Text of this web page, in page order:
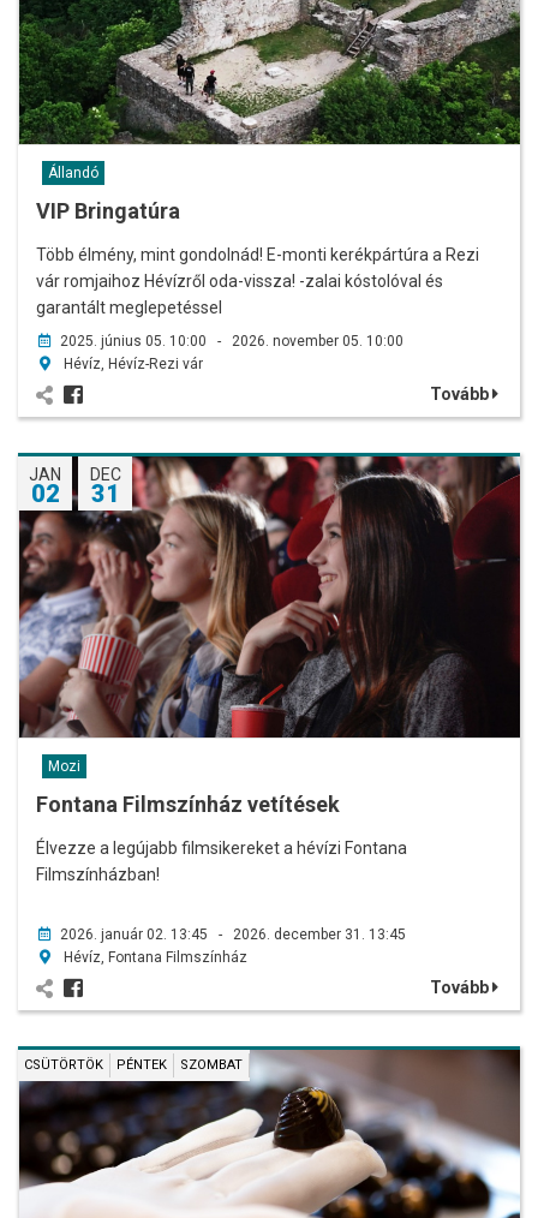
Állandó
VIP Bringatúra
Több élmény, mint gondolnád! E-monti kerékpártúra a Rezi
vár romjaihoz Hévízről oda-vissza! -zalai kóstolóval és
garantált meglepetéssel
2025. június 05. 10:00 - 2026. november 05. 10:00
Hévíz, Hévíz-Rezi vár
Tovább
JAN
02
DEC
31
Mozi
Fontana Filmszínház vetítések
Élvezze a legújabb filmsikereket a hévízi Fontana
Filmszínházban!
2026. január 02. 13:45 - 2026. december 31. 13:45
Hévíz, Fontana Filmszínház
Tovább
CSÜTÖRTÖK PÉNTEK SZOMBAT